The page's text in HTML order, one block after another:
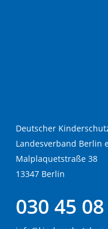
Deutscher
Landesverband Berlin
Malplaquetstraße 38
13347 Berlin
030 45